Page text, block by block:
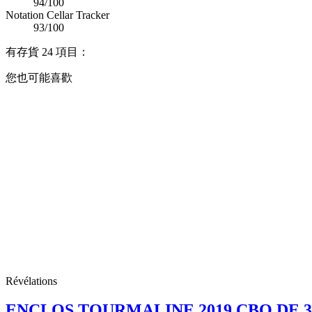
Notation Cellar Tracker
93/100
有存貨 24 項目：
您也可能喜歡
Révélations